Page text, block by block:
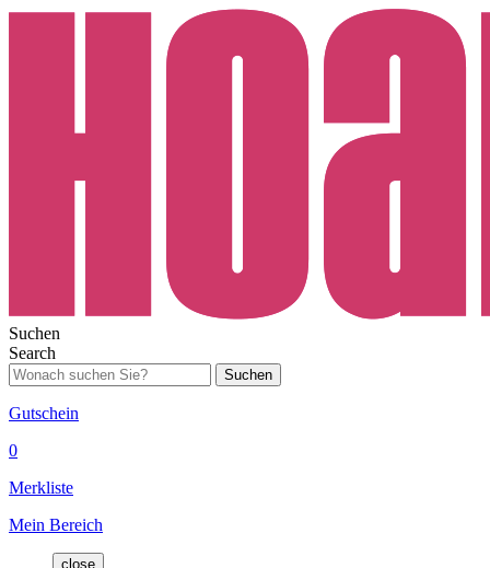
Suchen
Search
Suchen
Gutschein
0
Merkliste
Mein Bereich
close